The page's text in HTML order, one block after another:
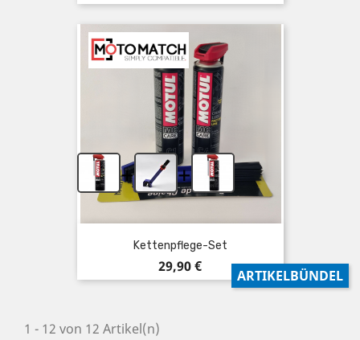
+ +
Kettenpflege-Set
Preis
29,90 €
ARTIKELBÜNDEL
1 - 12 von 12 Artikel(n)